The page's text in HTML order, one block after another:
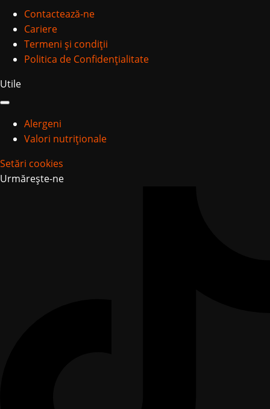
Contactează-ne
Cariere
Termeni și condiții
Politica de Confidențialitate
Utile
Alergeni
Valori nutriționale
Setări cookies
Urmărește-ne